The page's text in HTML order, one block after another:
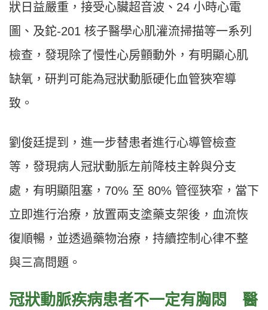
狀日益嚴重，接受心臟超音波、24 小時心電
圖、及鉈-201 核子醫學心肌灌流掃描等一系列
檢查，發現除了慢性心房顫動外，有明顯心肌
缺氧，研判可能為冠狀動脈硬化血管狹窄導
致。
劉俊廷提到，進一步替患者進行心導管檢查
等，發現病人冠狀動脈左前降枝主幹與分支
處，有明顯阻塞，70% 至 80% 管徑狹窄，當下
立即進行治療，放置兩支塗藥支架後，血流恢
復順暢，並透過藥物治療，持續控制心律不整
與三高問題。
冠狀動脈疾病患者不一定有胸悶 醫